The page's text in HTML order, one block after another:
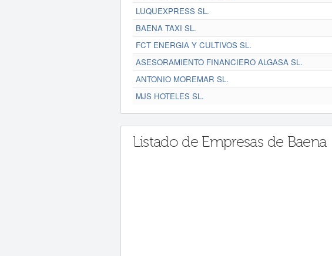
LUQUEXPRESS SL.
BAENA TAXI SL.
FCT ENERGIA Y CULTIVOS SL.
ASESORAMIENTO FINANCIERO ALGASA SL.
ANTONIO MOREMAR SL.
MJS HOTELES SL.
Listado de Empresas de Baena